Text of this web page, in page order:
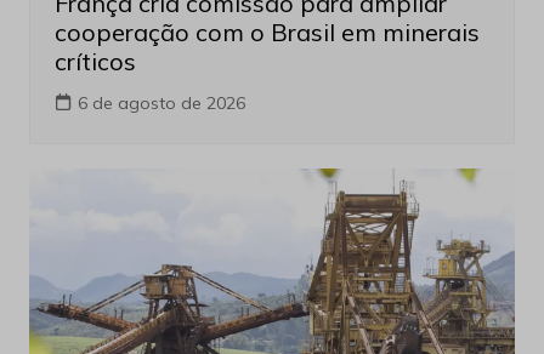
cooperação com o Brasil em minerais
críticos
6 de agosto de 2026